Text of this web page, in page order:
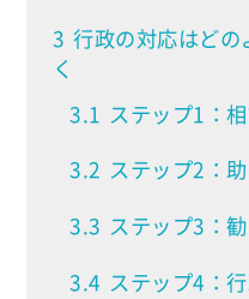
3 行政の対応はど
く
3.1 ステップ1：
3.2 ステップ2：
3.3 ステップ3：
3.4 ステップ4：